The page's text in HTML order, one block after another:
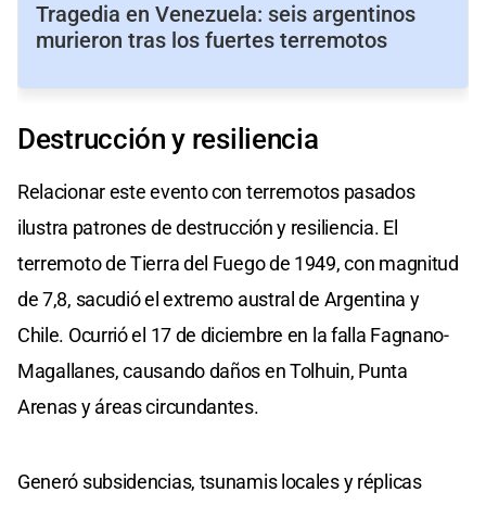
Tragedia en Venezuela: seis argentinos
murieron tras los fuertes terremotos
Destrucción y resiliencia
Relacionar este evento con terremotos pasados
ilustra patrones de destrucción y resiliencia. El
terremoto de Tierra del Fuego de 1949, con magnitud
de 7,8, sacudió el extremo austral de Argentina y
Chile. Ocurrió el 17 de diciembre en la falla Fagnano-
Magallanes, causando daños en Tolhuin, Punta
Arenas y áreas circundantes.
Generó subsidencias, tsunamis locales y réplicas